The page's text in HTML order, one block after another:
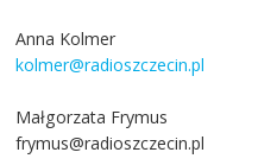
Anna Kolmer
kolmer@radioszczecin.pl
Małgorzata Frymus
frymus@radioszczecin.pl